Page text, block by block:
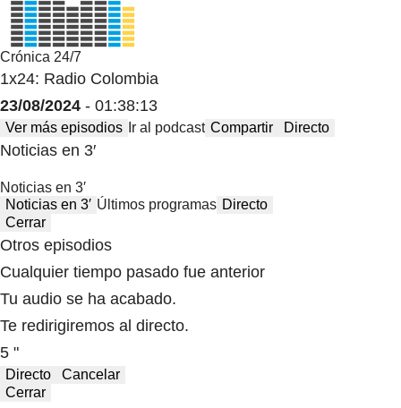
Crónica 24/7
1x24: Radio Colombia
23/08/2024 - 01:38:13
Ver más episodios Ir al podcast Compartir Directo
Noticias en 3′
Noticias en 3′
Noticias en 3′ Últimos programas Directo
Cerrar
Otros episodios
Cualquier tiempo pasado fue anterior
Tu audio se ha acabado.
Te redirigiremos al directo.
5 "
Directo
Cancelar
Cerrar